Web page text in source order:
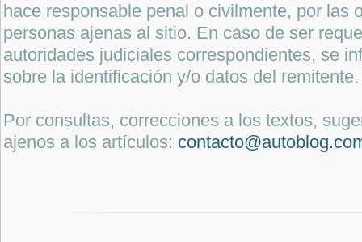
hace responsable penal o civilmente, por las
personas ajenas al sitio. En caso de ser
autoridades judiciales correspondientes, se
sobre la identificación y/o datos del remitente.
Por consultas, correcciones a los textos,
ajenos a los artículos: